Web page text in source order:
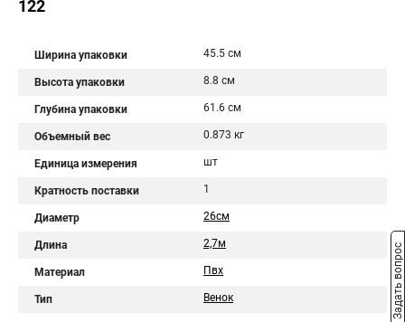
122
Ширина упаковки 45.5 см
Высота упаковки 8.8 см
Глубина упаковки 61.6 см
Объемный вес 0.873 кг
Единица измерения шт
Кратность поставки 1
Диаметр 26см
Длина 2,7м
Материал Пвх
Тип Венок Задать вопрос